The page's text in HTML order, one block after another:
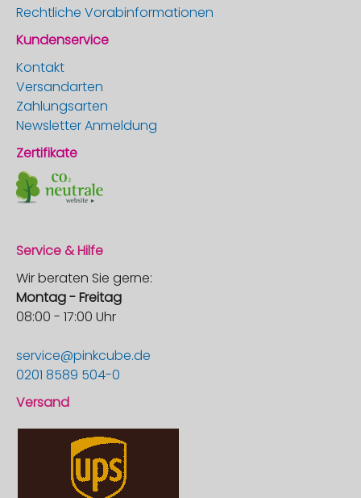
Rechtliche Vorabinformationen
Kundenservice
Kontakt
Versandarten
Zahlungsarten
Newsletter Anmeldung
Zertifikate
Service & Hilfe
Wir beraten Sie gerne:
Montag - Freitag
08:00 - 17:00 Uhr
service@pinkcube.de
0201 8589 504-0
Versand